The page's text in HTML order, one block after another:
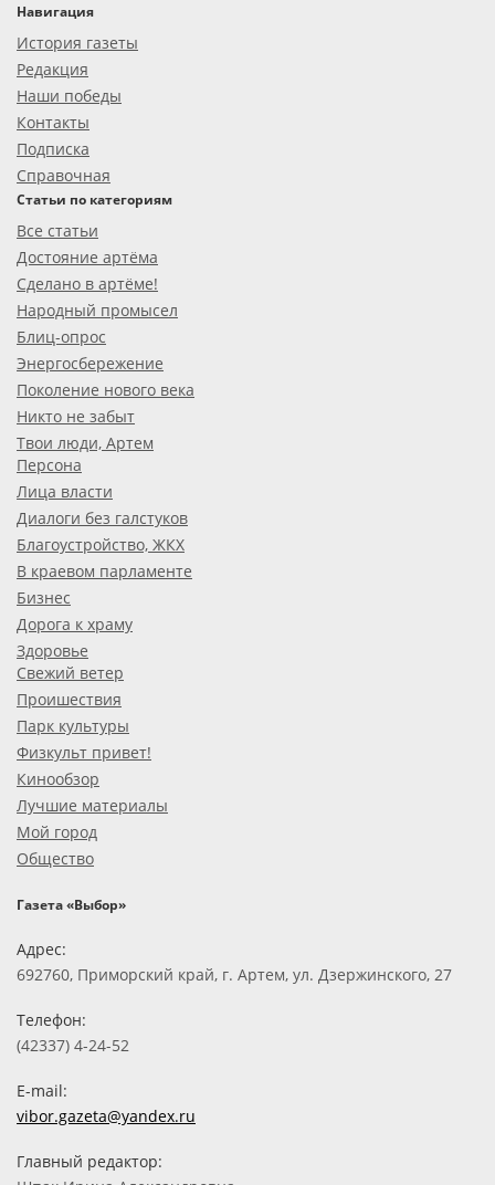
Навигация
История газеты
Редакция
Наши победы
Контакты
Подписка
Справочная
Статьи по категориям
Все статьи
Достояние артёма
Сделано в артёме!
Народный промысел
Блиц-опрос
Энергосбережение
Поколение нового века
Никто не забыт
Твои люди, Артем
Персона
Лица власти
Диалоги без галстуков
Благоустройство, ЖКХ
В краевом парламенте
Бизнес
Дорога к храму
Здоровье
Свежий ветер
Проишествия
Парк культуры
Физкульт привет!
Кинообзор
Лучшие материалы
Мой город
Общество
Газета «Выбор»
Адрес:
692760, Приморский край, г. Артем, ул. Дзержинского, 27
Телефон:
(42337) 4-24-52
E-mail:
vibor.gazeta@yandex.ru
Главный редактор: